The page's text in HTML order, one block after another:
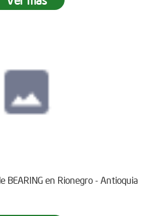
BEARING en Rionegro - Antioquia